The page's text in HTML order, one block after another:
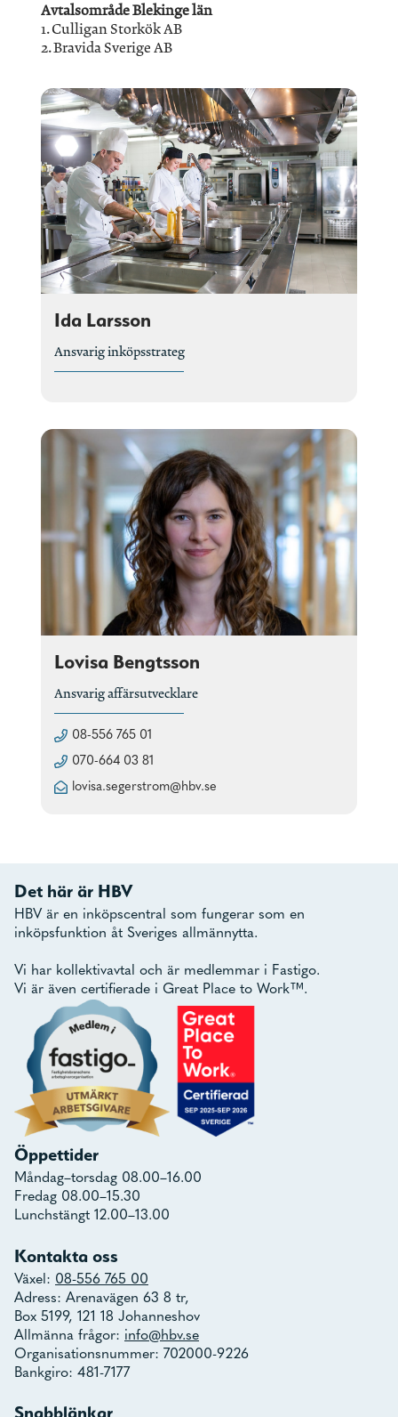
Avtalsområde Blekinge län
1. Culligan Storkök AB
2. Bravida Sverige AB
Ida Larsson
Ansvarig inköpsstrateg
Lovisa Bengtsson
Ansvarig affärsutvecklare
08-556 765 01
070-664 03 81
lovisa.segerstrom@hbv.se
Det här är HBV
HBV är en inköpscentral som fungerar som en
inköpsfunktion åt Sveriges allmännytta.
Vi har kollektivavtal och är medlemmar i Fastigo.
Vi är även certifierade i Great Place to Work™.
Öppettider
Måndag–torsdag 08.00–16.00
Fredag 08.00–15.30
Lunchstängt 12.00–13.00
Kontakta oss
Växel: 08-556 765 00
Adress: Arenavägen 63 8 tr,
Box 5199, 121 18 Johanneshov
Allmänna frågor: info@hbv.se
Organisationsnummer: 702000-9226
Bankgiro: 481-7177